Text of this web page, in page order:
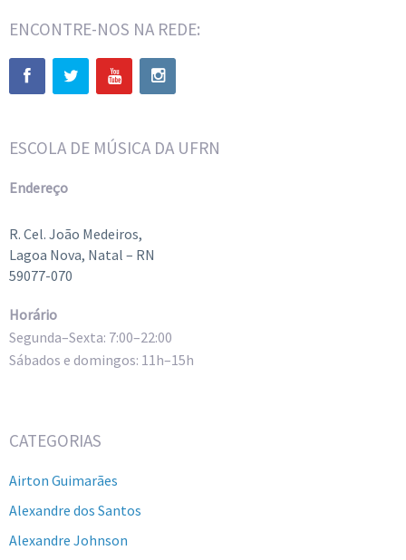
ENCONTRE-NOS NA REDE:
ESCOLA DE MÚSICA DA UFRN
Endereço
R. Cel. João Medeiros,
Lagoa Nova, Natal – RN
59077-070
Horário
Segunda–Sexta: 7:00–22:00
Sábados e domingos: 11h–15h
CATEGORIAS
Airton Guimarães
Alexandre dos Santos
Alexandre Johnson